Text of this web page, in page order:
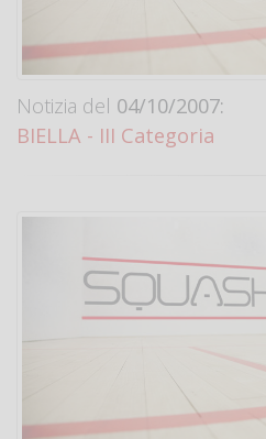
Notizia del 04/10/2007:
BIELLA - III Categoria